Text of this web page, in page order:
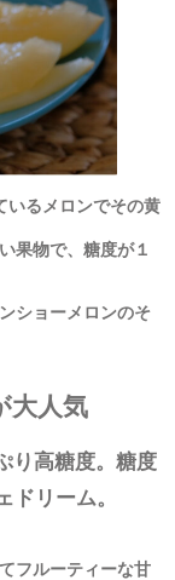
いるメロンでその黄
果物で、糖度が１
ショーメロンのそ
大人気
り高糖度。糖度
リーム。
フルーティーな甘